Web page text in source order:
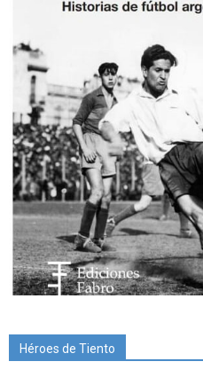
Héroes de Tiento